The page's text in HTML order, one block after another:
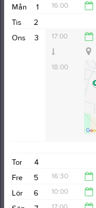
1
Mån 16:00
17:00
2
Tis
3
Ons 17:00
18:00
4
Tor
5
Fre 16:30
17:30
6
Lör 10:00